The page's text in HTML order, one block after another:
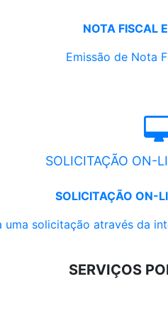
NOTA FISCAL
Emissão de Nota
SOLICITAÇÃO ON-
SOLICITAÇÃO ON-
uma solicitação através da
SERVIÇOS